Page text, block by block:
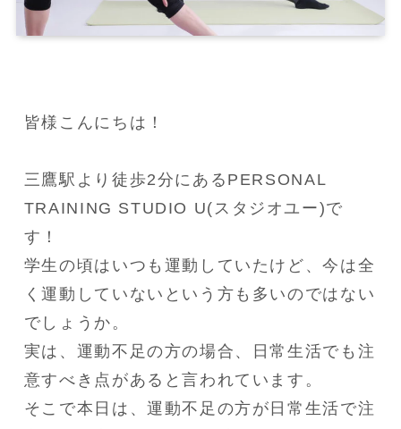
皆様こんにちは！
三鷹駅より徒歩2分にあるPERSONAL
TRAINING STUDIO U(スタジオユー)で
す！
学生の頃はいつも運動していたけど、今は全
く運動していないという方も多いのではない
でしょうか。
実は、運動不足の方の場合、日常生活でも注
意すべき点があると言われています。
そこで本日は、運動不足の方が日常生活で注